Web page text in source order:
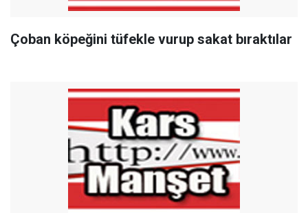
Çoban köpeğini tüfekle vurup sakat bıraktılar